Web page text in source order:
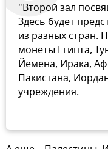
"Второй зал
Здесь будет
из разных стран.
монеты Египта,
Йемена, Ирака,
Пакистана,
учреждения.